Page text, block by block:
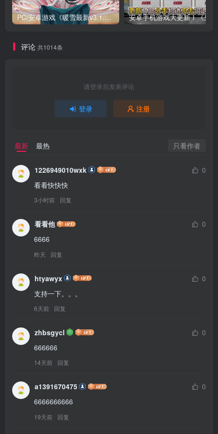
PC/安卓游戏《暖雪最新v3.1.0.1》终业DLC整合版！
评论 共1014条
请登录后发表评论
登录 注册
最新 最热 只看作者
1226949010wxk
0
看看快快快
3小时前 回复
看看他
0
6666
昨天 回复
htyawyx
0
支持一下。。。
6天前 回复
zhbsgycl
0
666666
14天前 回复
a1391670475
0
6666666666
19天前 回复